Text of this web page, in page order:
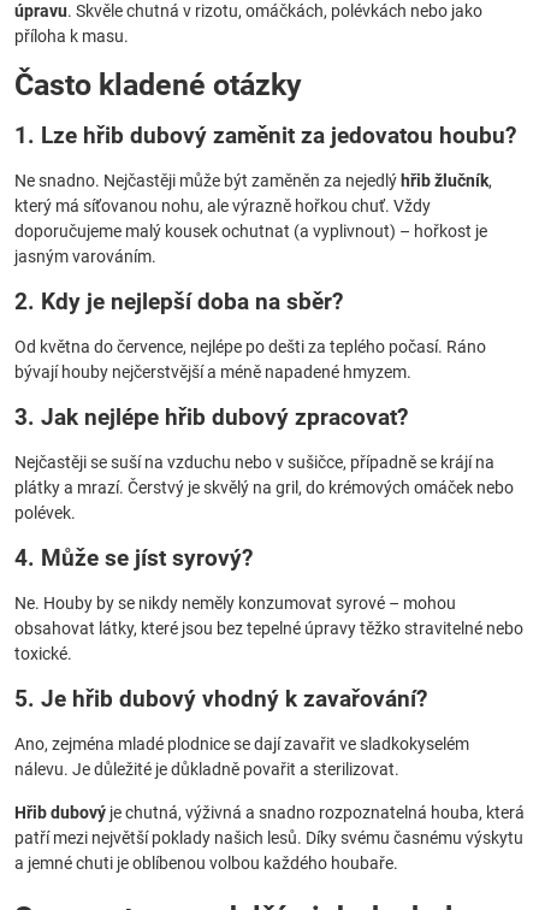
úpravu. Skvěle chutná v rizotu, omáčkách, polévkách nebo jako
příloha k masu.
Často kladené otázky
1. Lze hřib dubový zaměnit za jedovatou houbu?
Ne snadno. Nejčastěji může být zaměněn za nejedlý hřib žlučník,
který má síťovanou nohu, ale výrazně hořkou chuť. Vždy
doporučujeme malý kousek ochutnat (a vyplivnout) – hořkost je
jasným varováním.
2. Kdy je nejlepší doba na sběr?
Od května do července, nejlépe po dešti za teplého počasí. Ráno
bývají houby nejčerstvější a méně napadené hmyzem.
3. Jak nejlépe hřib dubový zpracovat?
Nejčastěji se suší na vzduchu nebo v sušičce, případně se krájí na
plátky a mrazí. Čerstvý je skvělý na gril, do krémových omáček nebo
polévek.
4. Může se jíst syrový?
Ne. Houby by se nikdy neměly konzumovat syrové – mohou
obsahovat látky, které jsou bez tepelné úpravy těžko stravitelné nebo
toxické.
5. Je hřib dubový vhodný k zavařování?
Ano, zejména mladé plodnice se dají zavařit ve sladkokyselém
nálevu. Je důležité je důkladně povařit a sterilizovat.
Hřib dubový je chutná, výživná a snadno rozpoznatelná houba, která
patří mezi největší poklady našich lesů. Díky svému časnému výskytu
a jemné chuti je oblíbenou volbou každého houbaře.